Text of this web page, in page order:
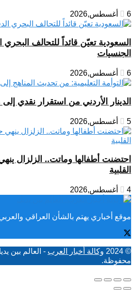
6 أغسطس,2026
السعودية تعيّن قائداً للتحالف
الجنسيات
6 أغسطس,2026
الدينار الأردني من استقرار نقدي
5 أغسطس,2026
احتضنت أطفالها وماتت.. الزلزال
القلبية
4 أغسطس,2026
موقع أخباري يهتم بالشأن العراقي
© 2024 وكالة أخبار العرب - العالم بين
محفوظة.